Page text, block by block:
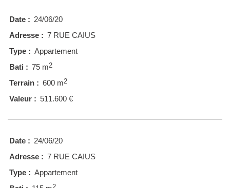
Date : 24/06/20
Adresse : 7 RUE CAIUS
Type : Appartement
Bati : 75 m2
Terrain : 600 m2
Valeur : 511.600 €
Date : 24/06/20
Adresse : 7 RUE CAIUS
Type : Appartement